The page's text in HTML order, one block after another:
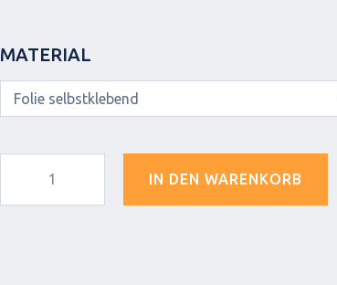
MATERIAL
IN DEN WARENKORB